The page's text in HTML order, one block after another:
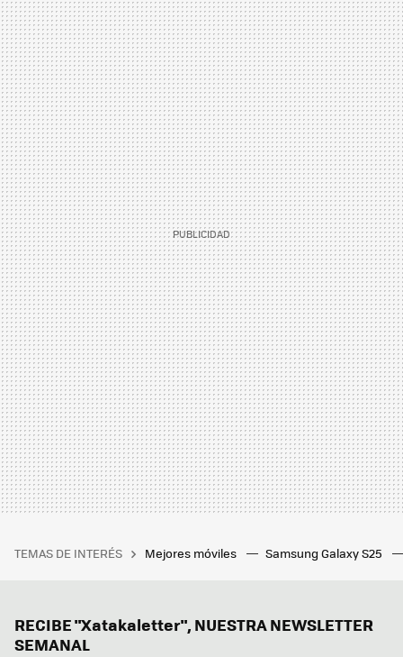
TEMAS DE INTERÉS Mejores móviles Samsung Galaxy S25
RECIBE "Xatakaletter", NUESTRA NEWSLETTER
SEMANAL